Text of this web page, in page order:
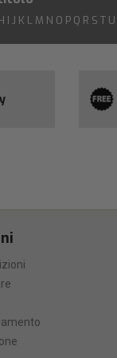
I J K L M N O P Q R S T U